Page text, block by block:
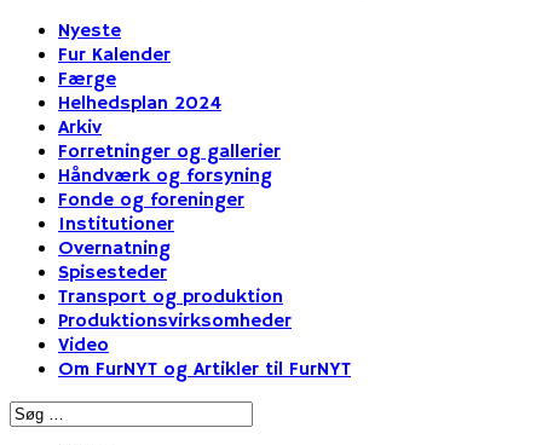
Nyeste
Fur Kalender
Færge
Helhedsplan 2024
Arkiv
Forretninger og gallerier
Håndværk og forsyning
Fonde og foreninger
Institutioner
Overnatning
Spisesteder
Transport og produktion
Produktionsvirksomheder
Video
Om FurNYT og Artikler til FurNYT